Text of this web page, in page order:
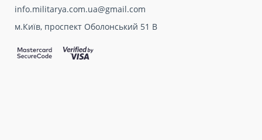
info.militarya.com.ua@gmail.com
м.Київ, проспект Оболонський 51 В